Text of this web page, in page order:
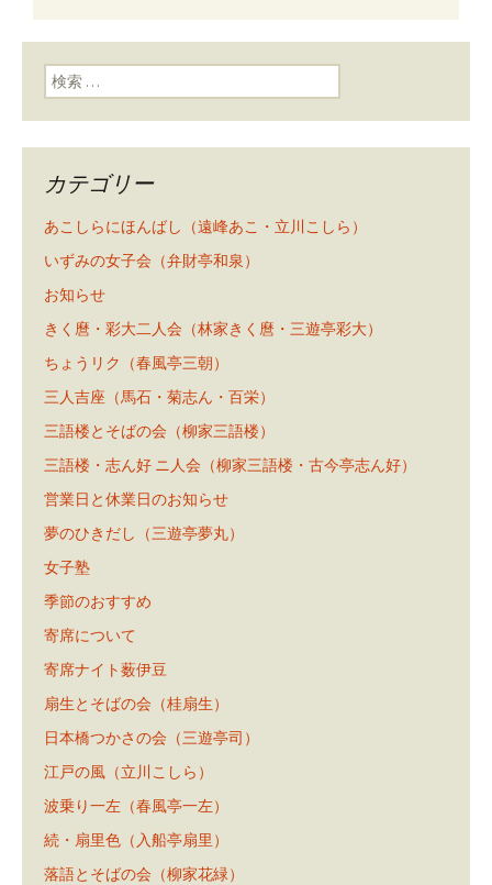
ン
検索:
カテゴリー
あこしらにほんばし（遠峰あこ・立川こしら）
いずみの女子会（弁財亭和泉）
お知らせ
きく麿・彩大二人会（林家きく麿・三遊亭彩大）
ちょうリク（春風亭三朝）
三人吉座（馬石・菊志ん・百栄）
三語楼とそばの会（柳家三語楼）
三語楼・志ん好 ニ人会（柳家三語楼・古今亭志ん好）
営業日と休業日のお知らせ
夢のひきだし（三遊亭夢丸）
女子塾
季節のおすすめ
寄席について
寄席ナイト薮伊豆
扇生とそばの会（桂扇生）
日本橋つかさの会（三遊亭司）
江戸の風（立川こしら）
波乗り一左（春風亭一左）
続・扇里色（入船亭扇里）
落語とそばの会（柳家花緑）